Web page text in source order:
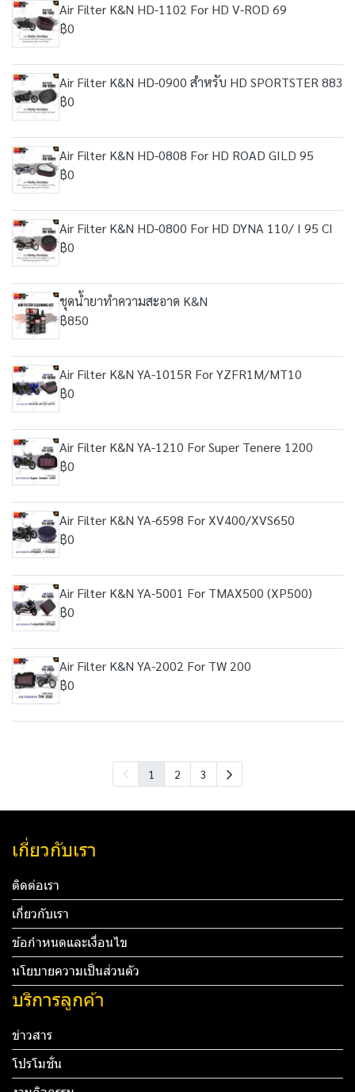
Air Filter K&N HD-1102 For HD V-ROD 69
฿0
Air Filter K&N HD-0900 สำหรับ HD SPORTSTER 883
฿0
Air Filter K&N HD-0808 For HD ROAD GILD 95
฿0
Air Filter K&N HD-0800 For HD DYNA 110/ I 95 CI
฿0
ชุดน้ำยาทำความสะอาด K&N
฿850
Air Filter K&N YA-1015R For YZFR1M/MT10
฿0
Air Filter K&N YA-1210 For Super Tenere 1200
฿0
Air Filter K&N YA-6598 For XV400/XVS650
฿0
Air Filter K&N YA-5001 For TMAX500 (XP500)
฿0
Air Filter K&N YA-2002 For TW 200
฿0
1 2 3
เกี่ยวกับเรา
ติดต่อเรา
เกี่ยวกับเรา
ข้อกำหนดและเงื่อนไข
นโยบายความเป็นส่วนตัว
บริการลูกค้า
ข่าวสาร
โปรโมชั่น